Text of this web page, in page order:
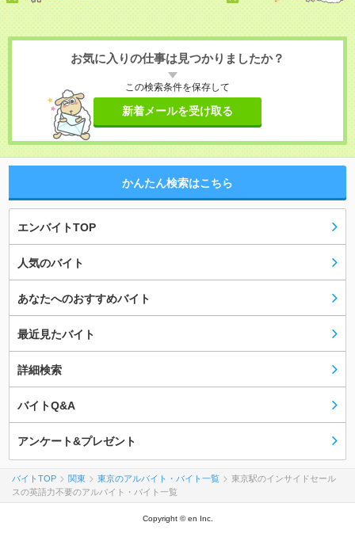
お気に入りの仕事は見つかりましたか？
この検索条件を保存して
新着メールを受け取る
かんたん検索はこちら
エンバイトTOP
人気のバイト
あなたへのおすすめバイト
最近見たバイト
詳細検索
バイトQ&A
アンケート&プレゼント
バイトTOP 関東 東京のアルバイト・バイト一覧
東京駅のインサイドセール
スの英語力不要のアルバイト・バイト一覧
Copyright © en Inc.